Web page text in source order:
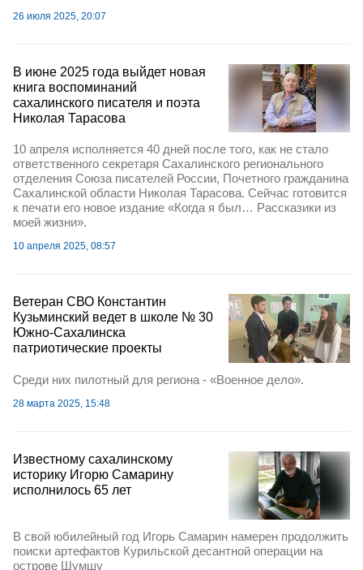
26 июля 2025, 20:07
В июне 2025 года выйдет новая
книга воспоминаний
сахалинского писателя и поэта
Николая Тарасова
10 апреля исполняется 40 дней после того, как не стало
ответственного секретаря Сахалинского регионального
отделения Союза писателей России, Почетного гражданина
Сахалинской области Николая Тарасова. Сейчас готовится
к печати его новое издание «Когда я был… Рассказики из
моей жизни».
10 апреля 2025, 08:57
Ветеран СВО Константин
Кузьминский ведет в школе № 30
Южно-Сахалинска
патриотические проекты
Среди них пилотный для региона - «Военное дело».
28 марта 2025, 15:48
Известному сахалинскому
историку Игорю Самарину
исполнилось 65 лет
В свой юбилейный год Игорь Самарин намерен продолжить
поиски артефактов Курильской десантной операции на
острове Шумшу